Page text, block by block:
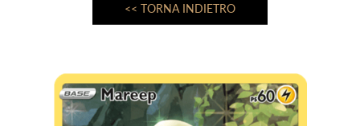
<< TORNA INDIETRO